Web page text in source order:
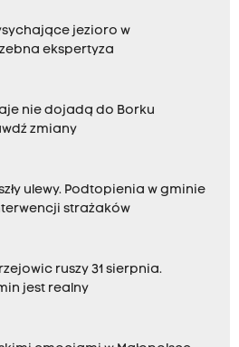
jezioro w
ekspertyza
nie dojadą do Borku
zmiany
ulewy. Podtopienia w gminie
strażaków
ruszy 31 sierpnia.
jest realny